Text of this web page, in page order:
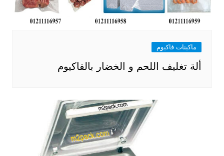
ماكينات فاكيوم
ألة تغليف اللحم و الخضار بالفاكيوم